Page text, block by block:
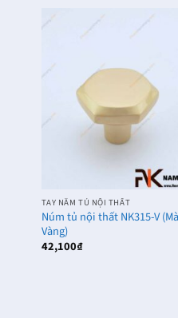
TAY NẮM TỦ NỘI THẤT
Núm tủ nội thất NK315-V
Vàng)
42,100₫